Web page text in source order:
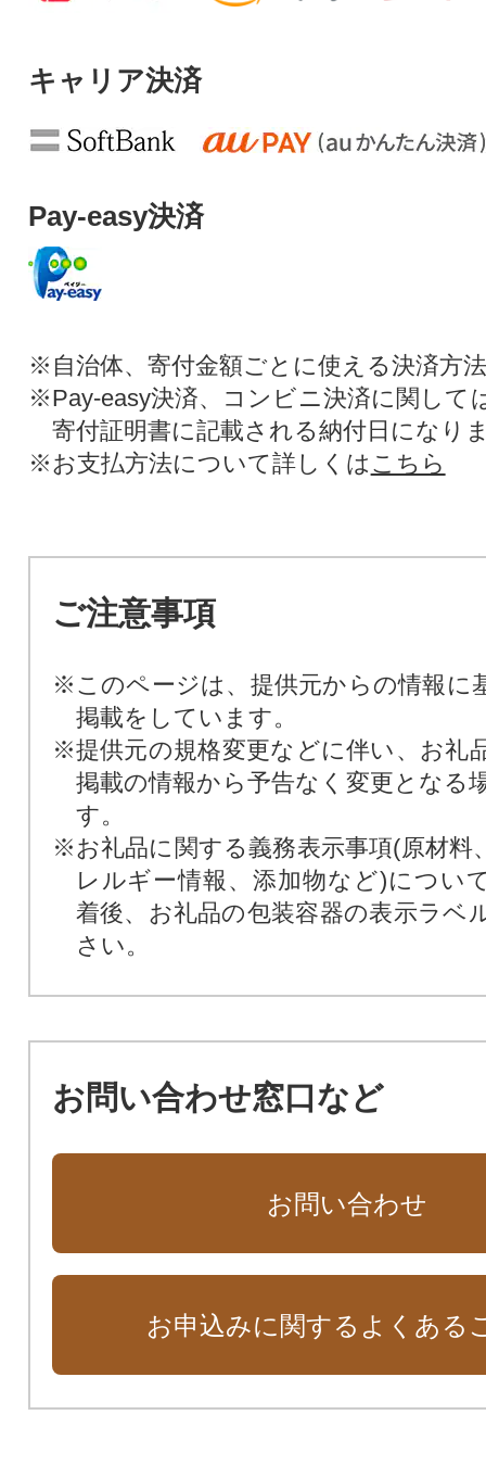
キャリア決済
Pay-easy決済
※自治体、寄付金額ごとに使える決済方
※Pay-easy決済、コンビニ決済に関して
寄付証明書に記載される納付日になり
※お支払方法について詳しくは こちら
ご注意事項
※このページは、提供元からの情報に
掲載をしています。
※提供元の規格変更などに伴い、お礼
掲載の情報から予告なく変更となる
す。
※お礼品に関する義務表示事項(原材料
レルギー情報、添加物など)につい
着後、お礼品の包装容器の表示ラベ
さい。
お問い合わせ窓口など
お問い合わせ
お申込みに関するよくある